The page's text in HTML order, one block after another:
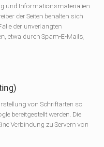
und Informationsmaterialien
der Seiten behalten sich
der unverlangten
etwa durch Spam-E-Mails,
von Schriftarten so
bereitgestellt werden. Die
Verbindung zu Servern von